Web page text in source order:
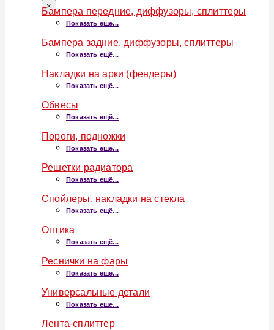
×
Бампера передние, диффузоры, сплиттеры
Показать ещё...
Бампера задние, диффузоры, сплиттеры
Показать ещё...
Накладки на арки (фендеры)
Показать ещё...
Обвесы
Показать ещё...
Пороги, подножки
Показать ещё...
Решетки радиатора
Показать ещё...
Спойлеры, накладки на стекла
Показать ещё...
Оптика
Показать ещё...
Реснички на фары
Показать ещё...
Универсальные детали
Показать ещё...
Лента-сплиттер